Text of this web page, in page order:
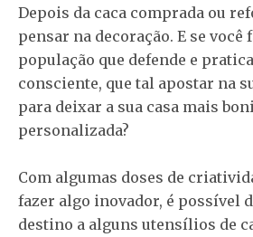
Depois da caca comprada ou
pensar na decoração. E se você
população que defende e
consciente, que tal apostar na
para deixar a sua casa mais
personalizada?
Com algumas doses de
fazer algo inovador, é possível
destino a alguns utensílios de